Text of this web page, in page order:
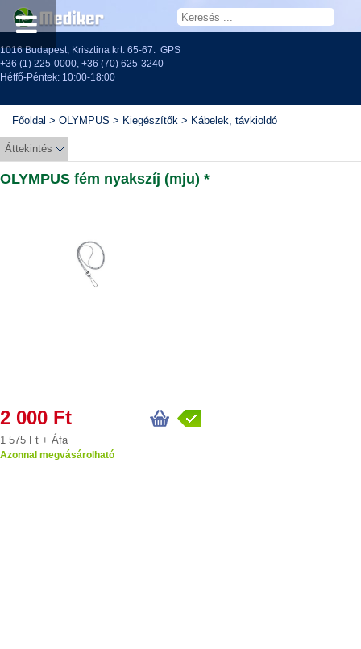
1016 Budapest, Krisztina krt. 65-67. GPS
+36 (1) 225-0000, +36 (70) 625-3240
Hétfő-Péntek: 10:00-18:00
Főoldal > OLYMPUS > Kiegészítők > Kábelek, távkioldó
Áttekintés
OLYMPUS fém nyakszíj (mju) *
2 000 Ft
1 575 Ft + Áfa
Azonnal megvásárolható